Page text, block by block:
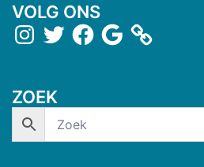
VOLG ONS
ZOEK